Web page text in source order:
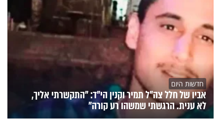
חדשות היום
אביו של חלל צה"ל תמיר וקנין הי"ד: "התקשרתי אליך,
לא ענית. הרגשתי שמשהו רע קורה"